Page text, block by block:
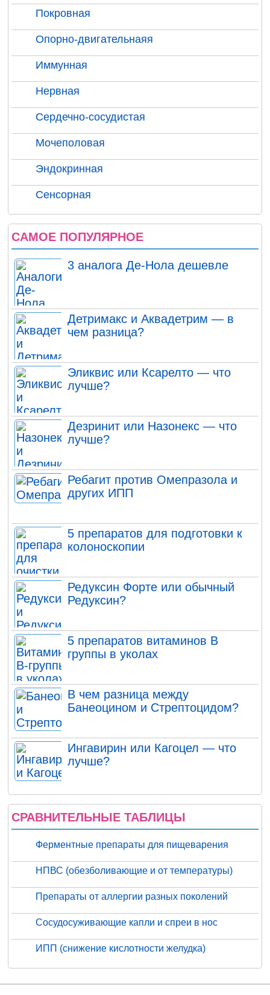
Покровная
Опорно-двигательнаяя
Иммунная
Нервная
Сердечно-сосудистая
Мочеполовая
Эндокринная
Сенсорная
САМОЕ ПОПУЛЯРНОЕ
3 аналога Де-Нола дешевле
Детримакс и Аквадетрим — в
чем разница?
Эликвис или Ксарелто — что
лучше?
Дезринит или Назонекс — что
лучше?
Ребагит против Омепразола и
других ИПП
5 препаратов для подготовки к
колоноскопии
Редуксин Форте или обычный
Редуксин?
5 препаратов витаминов В
группы в уколах
В чем разница между
Банеоцином и Стрептоцидом?
Ингавирин или Кагоцел — что
лучше?
СРАВНИТЕЛЬНЫЕ ТАБЛИЦЫ
Ферментные препараты для пищеварения
НПВС (обезболивающие и от температуры)
Препараты от аллергии разных поколений
Сосудосуживающие капли и спреи в нос
ИПП (снижение кислотности желудка)